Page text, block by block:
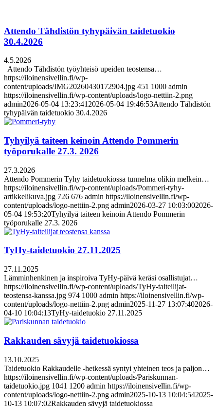
Attendo Tähdistön tyhypäivän taidetuokio
30.4.2026
4.5.2026
Attendo Tähdistön työyhteisö upeiden teostensa…
https://iloinensivellin.fi/wp-
content/uploads/IMG20260430172904.jpg 451 1000 admin
https://iloinensivellin.fi/wp-content/uploads/logo-nettiin-2.png
admin2026-05-04 13:23:41 2026-05-04 19:46:53Attendo Tähdistön
tyhypäivän taidetuokio 30.4.2026
Tyhyilyä taiteen keinoin Attendo Pommerin
työporukalle 27.3. 2026
27.3.2026
Attendo Pommerin Tyhy taidetuokiossa tunnelma olikin melkein…
https://iloinensivellin.fi/wp-content/uploads/Pommeri-tyhy-
artikkelikuva.jpg 726 676 admin https://iloinensivellin.fi/wp-
content/uploads/logo-nettiin-2.png admin2026-03-27 10:03:002026-
05-04 19:53:20Tyhyilyä taiteen keinoin Attendo Pommerin
työporukalle 27.3. 2026
TyHy-taidetuokio 27.11.2025
27.11.2025
Lämminhenkinen ja inspiroiva TyHy-päivä keräsi osallistujat…
https://iloinensivellin.fi/wp-content/uploads/TyHy-taiteilijat-
teostensa-kanssa.jpg 974 1000 admin https://iloinensivellin.fi/wp-
content/uploads/logo-nettiin-2.png admin2025-11-27 13:07:402026-
04-10 10:04:13TyHy-taidetuokio 27.11.2025
Rakkauden sävyjä taidetuokiossa
13.10.2025
Taidetuokio Rakkaudelle -hetkessä syntyi yhteinen teos ja paljon…
https://iloinensivellin.fi/wp-content/uploads/Pariskunnan-
taidetuokio.jpg 1041 1200 admin https://iloinensivellin.fi/wp-
content/uploads/logo-nettiin-2.png admin2025-10-13 10:04:542025-
10-13 10:07:02Rakkauden sävyjä taidetuokiossa